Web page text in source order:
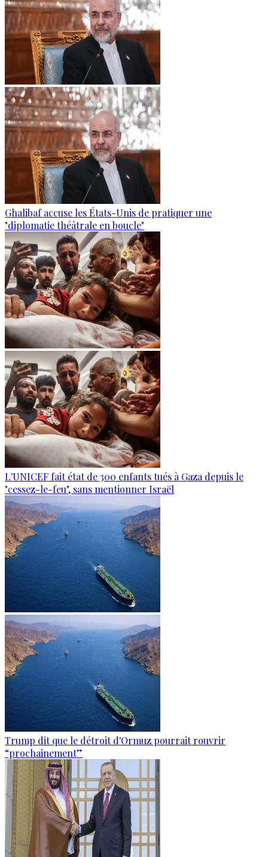
Ghalibaf accuse les États-Unis de pratiquer une
"diplomatie théâtrale en boucle"
L'UNICEF fait état de 300 enfants tués à Gaza depuis le
"cessez-le-feu", sans mentionner Israël
Trump dit que le détroit d'Ormuz pourrait rouvrir
“prochainement”